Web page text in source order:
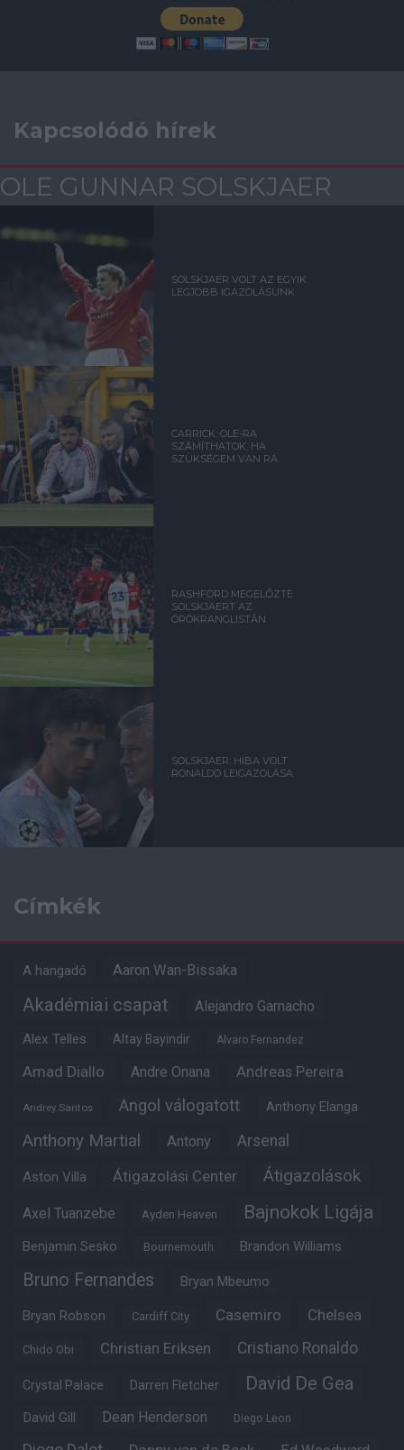
Kapcsolódó hírek
OLE GUNNAR SOLSKJAER
SOLSKJAER VOLT AZ EGYIK
LEGJOBB IGAZOLÁSUNK
CARRICK: OLE-RA
SZÁMÍTHATOK, HA
SZÜKSÉGEM VAN RÁ
RASHFORD MEGELŐZTE
SOLSKJAERT AZ
ÖRÖKRANGLISTÁN
SOLSKJAER: HIBA VOLT
RONALDO LEIGAZOLÁSA
Címkék
A hangadó Aaron Wan-Bissaka
Akadémiai csapat Alejandro Garnacho
Alex Telles Altay Bayindir Alvaro Fernandez
Amad Diallo Andre Onana Andreas Pereira
Andrey Santos Angol válogatott Anthony Elanga
Anthony Martial Antony Arsenal
Aston Villa Átigazolási Center Átigazolások
Axel Tuanzebe Ayden Heaven Bajnokok Ligája
Benjamin Sesko Bournemouth Brandon Williams
Bruno Fernandes Bryan Mbeumo
Bryan Robson Cardiff City Casemiro Chelsea
Chido Obi Christian Eriksen Cristiano Ronaldo
Crystal Palace Darren Fletcher David De Gea
David Gill Dean Henderson Diego Leon